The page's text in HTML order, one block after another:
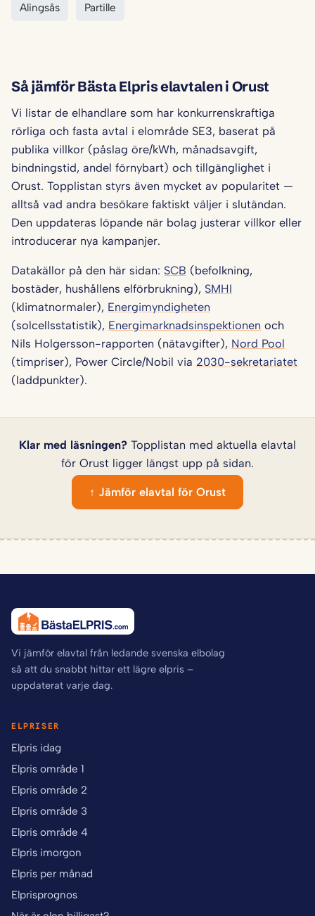
Alingsås Partille
Så jämför Bästa Elpris elavtalen i Orust
Vi listar de elhandlare som har konkurrenskraftiga
rörliga och fasta avtal i elområde SE3, baserat på
publika villkor (påslag öre/kWh, månadsavgift,
bindningstid, andel förnybart) och tillgänglighet i
Orust. Topplistan styrs även mycket av popularitet —
alltså vad andra besökare faktiskt väljer i slutändan.
Den uppdateras löpande när bolag justerar villkor eller
introducerar nya kampanjer.
Datakällor på den här sidan: SCB (befolkning,
bostäder, hushållens elförbrukning), SMHI
(klimatnormaler), Energimyndigheten
(solcellsstatistik), Energimarknadsinspektionen och
Nils Holgersson-rapporten (nätavgifter), Nord Pool
(timpriser), Power Circle/Nobil via 2030-sekretariatet
(laddpunkter).
Klar med läsningen? Topplistan med aktuella elavtal
för Orust ligger längst upp på sidan.
↑ Jämför elavtal för Orust
Vi jämför elavtal från ledande svenska elbolag
så att du snabbt hittar ett lägre elpris –
uppdaterat varje dag.
ELPRISER
Elpris idag
Elpris område 1
Elpris område 2
Elpris område 3
Elpris område 4
Elpris imorgon
Elpris per månad
Elprisprognos